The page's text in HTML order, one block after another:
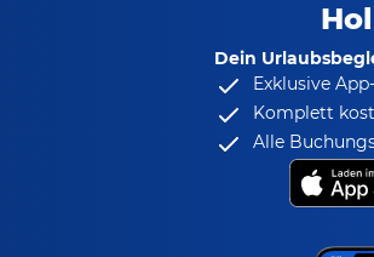
Dein
Exklusive
Komplett
Alle